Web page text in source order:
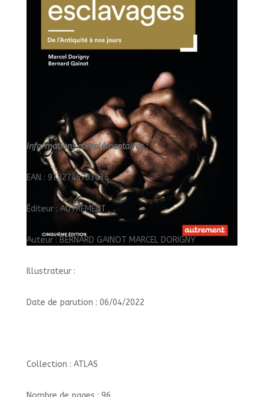
Informations complémentaires :
EAN : 9782746763036
Éditeur : AUTREMENT
Auteur : BERNARD GAINOT MARCEL DORIGNY
Illustrateur :
Date de parution : 06/04/2022
Collection : ATLAS